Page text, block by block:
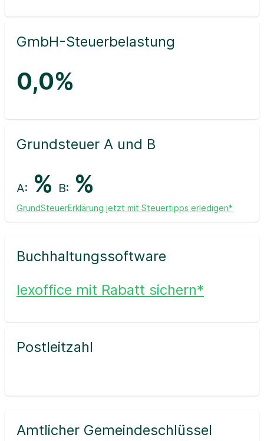
GmbH-Steuerbelastung
0,0%
Grundsteuer A und B
A: % B: %
GrundSteuerErklärung jetzt mit Steuertipps erledigen*
Buchhaltungssoftware
lexoffice mit Rabatt sichern*
Postleitzahl
Amtlicher Gemeindeschlüssel